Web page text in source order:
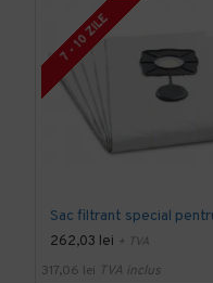
7 - 10 ZILE
262,03 lei + TVA
317,06 lei TVA inclus